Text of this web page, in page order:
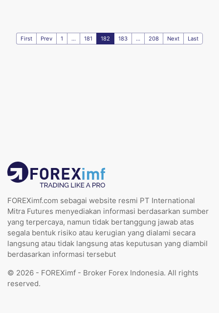
First Prev 1 ... 181 182 183 ... 208 Next Last
FOREXimf.com sebagai website resmi PT International
Mitra Futures menyediakan informasi berdasarkan sumber
yang terpercaya, namun tidak bertanggung jawab atas
segala bentuk risiko atau kerugian yang dialami secara
langsung atau tidak langsung atas keputusan yang diambil
berdasarkan informasi tersebut
© 2026 - FOREXimf - Broker Forex Indonesia. All rights
reserved.